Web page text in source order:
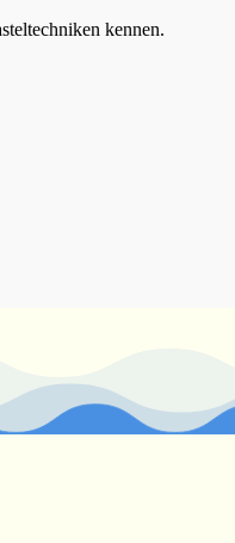
kennen.